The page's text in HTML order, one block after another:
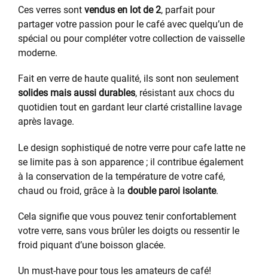
Ces verres sont vendus en lot de 2, parfait pour
partager votre passion pour le café avec quelqu’un de
spécial ou pour compléter votre collection de vaisselle
moderne.
Fait en verre de haute qualité, ils sont non seulement
solides mais aussi durables, résistant aux chocs du
quotidien tout en gardant leur clarté cristalline lavage
après lavage.
Le design sophistiqué de notre verre pour cafe latte ne
se limite pas à son apparence ; il contribue également
à la conservation de la température de votre café,
chaud ou froid, grâce à la double paroi isolante.
Cela signifie que vous pouvez tenir confortablement
votre verre, sans vous brûler les doigts ou ressentir le
froid piquant d’une boisson glacée.
Un must-have pour tous les amateurs de café!